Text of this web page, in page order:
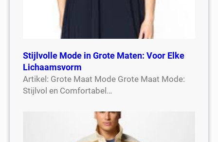
Stijlvolle Mode in Grote Maten: Voor Elke
Lichaamsvorm
Artikel: Grote Maat Mode Grote Maat Mode:
Stijlvol en Comfortabel…